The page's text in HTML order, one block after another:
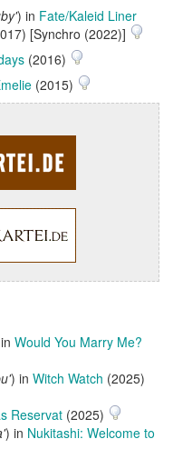
) in Fate/Kaleid Liner
[Synchro (2022)]
(2016)
(2015)
Would You Marry Me?
) in Witch Watch (2025)
Reservat (2025)
) in Nukitashi: Welcome to